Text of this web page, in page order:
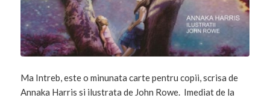
Ma Intreb, este o minunata carte pentru copii, scrisa de
Annaka Harris si ilustrata de John Rowe. Imediat de la